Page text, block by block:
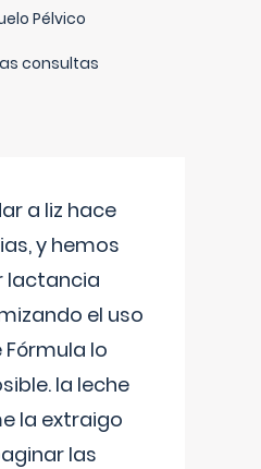
Pélvico
consultas
a liz hace
y hemos
lactancia
el uso
Fórmula lo
la leche
la extraigo
las